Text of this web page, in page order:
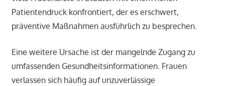
Patientendruck konfrontiert, der es erschwert,
präventive Maßnahmen ausführlich zu besprechen.
Eine weitere Ursache ist der mangelnde Zugang zu
umfassenden Gesundheitsinformationen. Frauen
verlassen sich häufig auf unzuverlässige